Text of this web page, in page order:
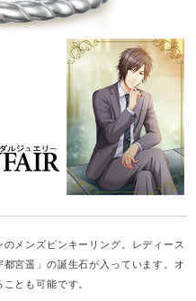
メンズピンキーリング。レディース
宮遥」の誕生石が入っています。オ
とも可能です。